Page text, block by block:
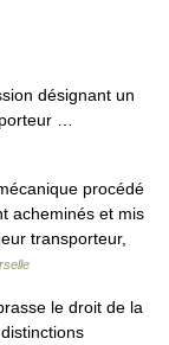
désignant un
…
procédé
acheminés et mis
transporteur,
le droit de la